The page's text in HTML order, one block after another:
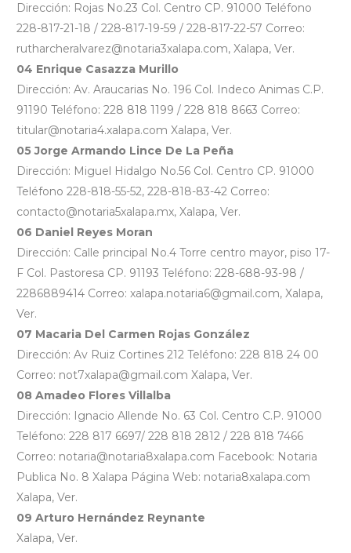
Dirección: Rojas No.23 Col. Centro CP. 91000 Teléfono
228-817-21-18 / 228-817-19-59 / 228-817-22-57 Correo:
rutharcheralvarez@notaria3xalapa.com, Xalapa, Ver.
04 Enrique Casazza Murillo
Dirección: Av. Araucarias No. 196 Col. Indeco Animas C.P.
91190 Teléfono: 228 818 1199 / 228 818 8663 Correo:
titular@notaria4.xalapa.com Xalapa, Ver.
05 Jorge Armando Lince De La Peña
Dirección: Miguel Hidalgo No.56 Col. Centro CP. 91000
Teléfono 228-818-55-52, 228-818-83-42 Correo:
contacto@notaria5xalapa.mx, Xalapa, Ver.
06 Daniel Reyes Moran
Dirección: Calle principal No.4 Torre centro mayor, piso 17-
F Col. Pastoresa CP. 91193 Teléfono: 228-688-93-98 /
2286889414 Correo: xalapa.notaria6@gmail.com, Xalapa,
Ver.
07 Macaria Del Carmen Rojas González
Dirección: Av Ruiz Cortines 212 Teléfono: 228 818 24 00
Correo: not7xalapa@gmail.com Xalapa, Ver.
08 Amadeo Flores Villalba
Dirección: Ignacio Allende No. 63 Col. Centro C.P. 91000
Teléfono: 228 817 6697/ 228 818 2812 / 228 818 7466
Correo: notaria@notaria8xalapa.com Facebook: Notaria
Publica No. 8 Xalapa Página Web: notaria8xalapa.com
Xalapa, Ver.
09 Arturo Hernández Reynante
Xalapa, Ver.